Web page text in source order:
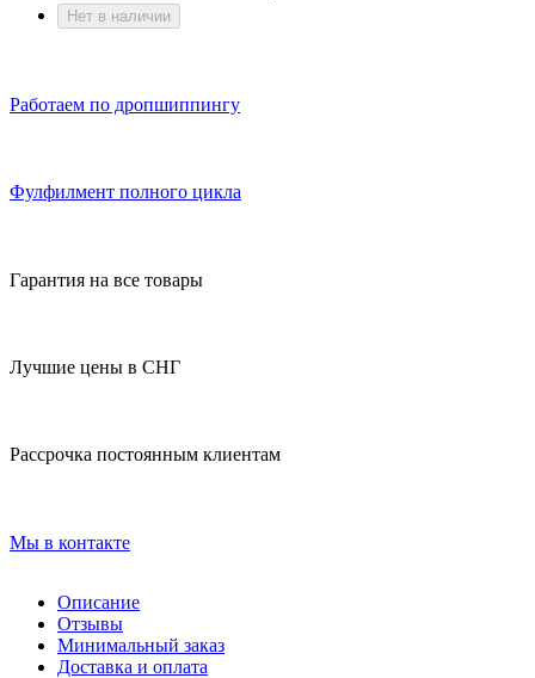
Нет в наличии
Работаем по дропшиппингу
Фулфилмент полного цикла
Гарантия на все товары
Лучшие цены в СНГ
Рассрочка постоянным клиентам
Мы в контакте
Описание
Отзывы
Минимальный заказ
Доставка и оплата